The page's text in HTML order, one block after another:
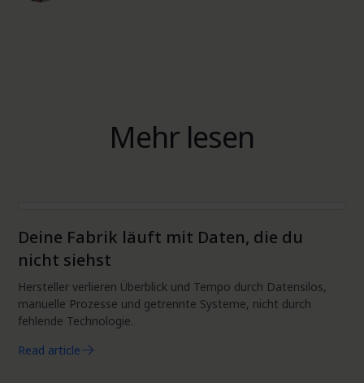
Mehr lesen
Deine Fabrik läuft mit Daten, die du
nicht siehst
Hersteller verlieren Überblick und Tempo durch Datensilos,
manuelle Prozesse und getrennte Systeme, nicht durch
fehlende Technologie.
Read article